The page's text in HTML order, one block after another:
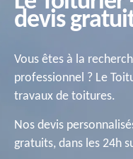
devis
Vous êtes à la
professionnel ? Le
travaux de toitures.
Nos devis
gratuits, dans les 24h